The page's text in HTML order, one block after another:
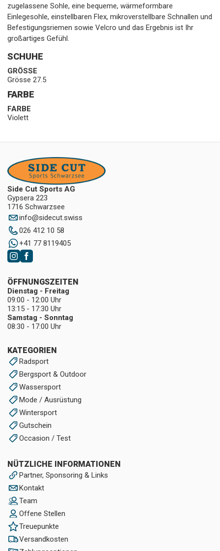
zugelassene Sohle, eine bequeme, wärmeformbare
Einlegesohle, einstellbaren Flex, mikroverstellbare Schnallen und
Befestigungsriemen sowie Velcro und das Ergebnis ist Ihr
großartiges Gefühl.
SCHUHE
GRÖSSE
Grösse 27.5
FARBE
FARBE
Violett
Side Cut Sports AG
Gypsera 223
1716 Schwarzsee
info@sidecut.swiss
026 412 10 58
+41 77 8119405
KATEGORIEN
Radsport
Bergsport & Outdoor
Wassersport
Mode / Ausrüstung
Wintersport
Gutschein
Occasion / Test
NÜTZLICHE INFORMATIONEN
Partner, Sponsoring & Links
Kontakt
Team
Offene Stellen
Treuepunkte
Versandkosten
ÖFFNUNGSZEITEN
Dienstag - Freitag
09:00 - 12:00 Uhr
13:15 - 17:30 Uhr
Samstag - Sonntag
08:30 - 17:00 Uhr